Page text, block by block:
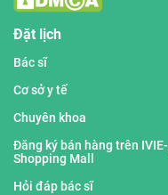
Đặt lịch
Bác sĩ
Cơ sở y tế
Chuyên khoa
Đăng ký bán hàng trên IVIE-
Shopping Mall
Hỏi đáp bác sĩ